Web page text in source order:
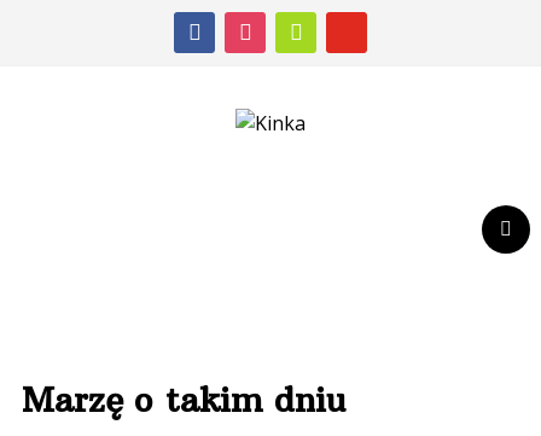
facebookinstagramshopping-
cart
youtube
Marzę o takim dniu